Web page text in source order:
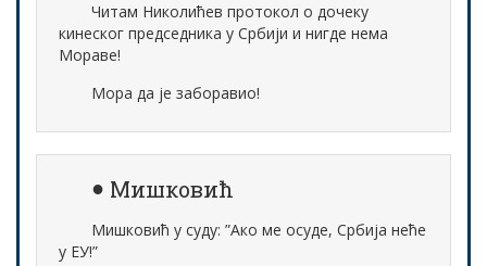
Читам Николићев протокол о дочеку
кинеског председника у Србији и нигде нема
Мораве!
Мора да је заборавио!
Мишковић
Мишковић у суду: ”Ако ме осуде, Србија неће
у ЕУ!”